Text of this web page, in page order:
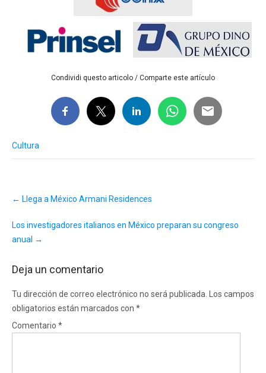
Condividi questo articolo / Comparte este artículo
Cultura
navigation
← Llega a México Armani Residences
Los investigadores italianos en México preparan su congreso
anual →
Deja un comentario
Tu dirección de correo electrónico no será publicada.
Los campos
obligatorios están marcados con *
Comentario *